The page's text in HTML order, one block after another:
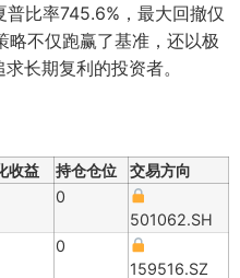
比率745.6%，最大回撤仅
略不仅跑赢了基准，还以极
长期复利的投资者。
收益 持仓仓位
交易方向
0
501062.SH
0
159516.SZ